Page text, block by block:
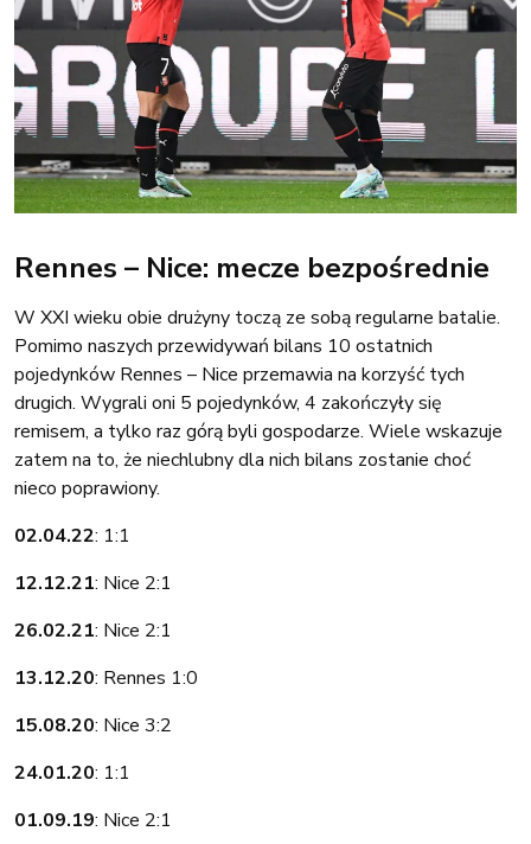
Rennes – Nice: mecze bezpośrednie
W XXI wieku obie drużyny toczą ze sobą regularne batalie.
Pomimo naszych przewidywań bilans 10 ostatnich
pojedynków Rennes – Nice przemawia na korzyść tych
drugich. Wygrali oni 5 pojedynków, 4 zakończyły się
remisem, a tylko raz górą byli gospodarze. Wiele wskazuje
zatem na to, że niechlubny dla nich bilans zostanie choć
nieco poprawiony.
02.04.22: 1:1
12.12.21: Nice 2:1
26.02.21: Nice 2:1
13.12.20: Rennes 1:0
15.08.20: Nice 3:2
24.01.20: 1:1
01.09.19: Nice 2:1